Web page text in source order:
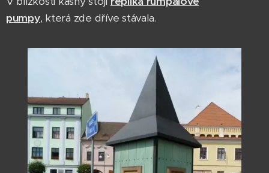
pumpy, která zde dříve stávala.